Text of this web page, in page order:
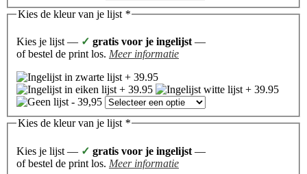
Kies de kleur van je lijst *
Kies je lijst — ✓ gratis voor je ingelijst —
of bestel de print los. Meer informatie
Kies de kleur van je lijst *
Kies je lijst — ✓ gratis voor je ingelijst —
of bestel de print los. Meer informatie